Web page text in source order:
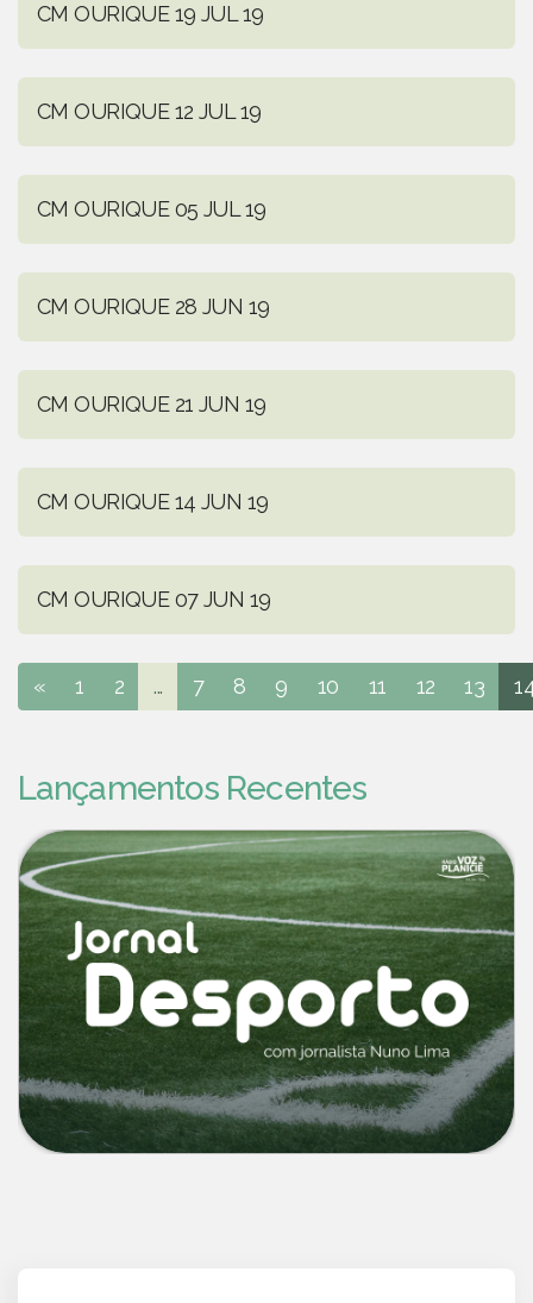
CM OURIQUE 19 JUL 19
CM OURIQUE 12 JUL 19
CM OURIQUE 05 JUL 19
CM OURIQUE 28 JUN 19
CM OURIQUE 21 JUN 19
CM OURIQUE 14 JUN 19
CM OURIQUE 07 JUN 19
« 1 2 ... 7 8 9 10 11 12 13
Lançamentos Recentes